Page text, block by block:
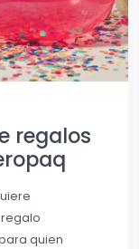
regalos
quien